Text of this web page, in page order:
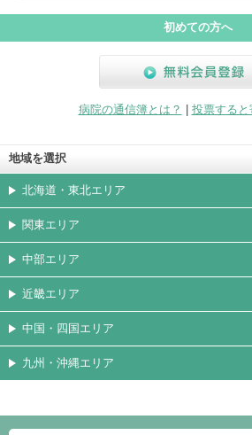
初めての方へ
病院の通信簿とは？ | 投票する
地域を選択
北海道・東北エリア
関東エリア
中部エリア
近畿エリア
中国・四国エリア
九州・沖縄エリア